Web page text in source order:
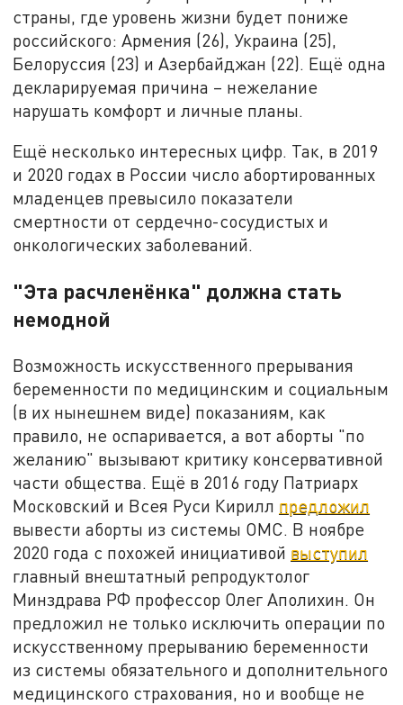
страны, где уровень жизни будет пониже
российского: Армения (26), Украина (25),
Белоруссия (23) и Азербайджан (22). Ещё одна
декларируемая причина – нежелание
нарушать комфорт и личные планы.
Ещё несколько интересных цифр. Так, в 2019
и 2020 годах в России число абортированных
младенцев превысило показатели
смертности от сердечно-сосудистых и
онкологических заболеваний.
"Эта расчленёнка" должна стать
немодной
Возможность искусственного прерывания
беременности по медицинским и социальным
(в их нынешнем виде) показаниям, как
правило, не оспаривается, а вот аборты "по
желанию" вызывают критику консервативной
части общества. Ещё в 2016 году Патриарх
Московский и Всея Руси Кирилл предложил
вывести аборты из системы ОМС. В ноябре
2020 года с похожей инициативой выступил
главный внештатный репродуктолог
Минздрава РФ профессор Олег Аполихин. Он
предложил не только исключить операции по
искусственному прерыванию беременности
из системы обязательного и дополнительного
медицинского страхования, но и вообще не